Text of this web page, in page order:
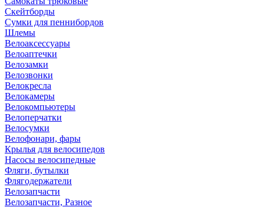
Скейтборды
Сумки для пеннибордов
Шлемы
Велоаксессуары
Велоаптечки
Велозамки
Велозвонки
Велокресла
Велокамеры
Велокомпьютеры
Велоперчатки
Велосумки
Велофонари, фары
Крылья для велосипедов
Насосы велосипедные
Фляги, бутылки
Флягодержатели
Велозапчасти
Велозапчасти, Разное